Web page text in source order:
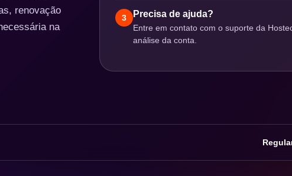
renovação
na
3 Precisa de ajuda?
Entre em contato com o suporte da
análise da conta.